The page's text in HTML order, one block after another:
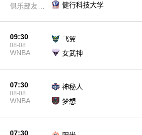
俱乐部友谊
健行科技大学
09:30
08-08
WNBA
飞翼
女武神
07:30
08-08
WNBA
神秘人
梦想
07:30